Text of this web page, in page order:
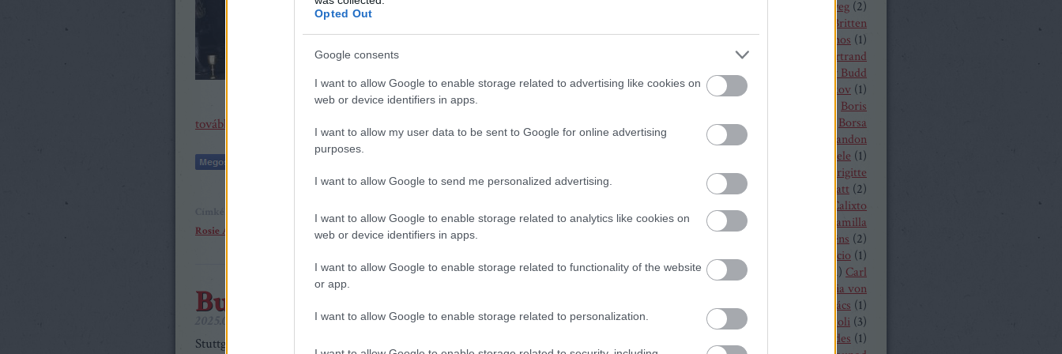
Opted Out
Google consents
I want to allow Google to enable storage related to advertising like cookies on
web or device identifiers in apps.
I want to allow my user data to be sent to Google for online advertising
purposes.
I want to allow Google to send me personalized advertising.
I want to allow Google to enable storage related to analytics like cookies on
web or device identifiers in apps.
I want to allow Google to enable storage related to functionality of the website
or app.
I want to allow Google to enable storage related to personalization.
Az I. felvonás fináléja - Fotó: ©Martin Sigmund
tovább »
Szólj hozzá!
Richard Wagner Parsifal Cornelius Meister Calixto Bieito
Staatsoper Stuttgart
Rosie Aldridge
Bukott angyalok
caruso_
Stuttgart a német operajátszás dél-nyugati végvára. Az 1912-ben átadott Staatstheater
bélyeg (2)
Benjamin Britten
(15)Berczelly István Berkes János (1)
Bernd Alois Zimmermann
Bertrand
(2)beszámoló
Billy Budd
(2)Birgit Nilsson Bogdan Volkov (1)
Boris
Christoff(1
Borsa
Miklós
Bo Skovhus
Brandon
Bregenzer Festspiele (1)
Brenda Rae(1)
Brigitte
Fassbaender
Brindley Sherratt (2)
Calixto
Bieito
) Cameron Shahbazi
Camilla
Camille Saint-Saëns (2)
Camille Saint Saens
Capriccio (1)
Cardillac
) 1) Carl
Carl Maria von
Weber(5)Carmen Cár és ács (1)
Casa Verdi
cd Cecilia Bartoli (3)
Chabert ezredes (1)